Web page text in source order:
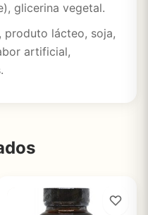
glicerina vegetal.
produto lácteo, soja,
artificial,